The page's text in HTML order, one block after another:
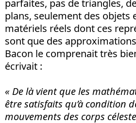
parfaites, pas de triangles,
plans, seulement des objets
matériels réels dont ces
sont que des
Bacon le comprenait très
écrivait :
« De là vient que les
être satisfaits qu’à condition
mouvements des corps